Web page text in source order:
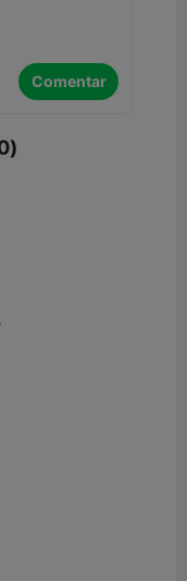
Comentar